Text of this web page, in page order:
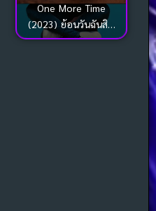
One More Time
(2023) ย้อนวันฉันสิบ
แปด